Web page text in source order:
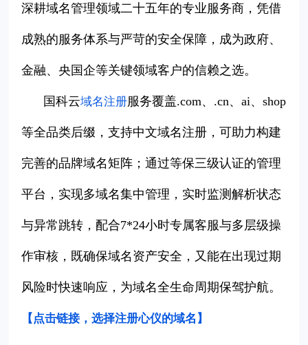
深耕域名管理领域二十五年的专业服务商，凭借
成熟的服务体系与严苛的安全保障，成为政府、
金融、央国企等关键领域客户的信赖之选。
国科云域名注册服务覆盖.com、.cn、ai、shop
等全品类后缀，支持中文域名注册，可助力构建
完善的品牌域名矩阵；通过等保三级认证的管理
平台，实现多域名集中管理，实时监测解析状态
与异常跳转，配合7*24小时专属客服与多层级操
作审核，既确保域名资产安全，又能在出现过期
风险时快速响应，为域名全生命周期保驾护航。
【点击链接，选择注册心仪的域名 】